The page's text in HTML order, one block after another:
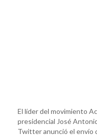
El líder del movimiento
presidencial José
Twitter anunció el envío